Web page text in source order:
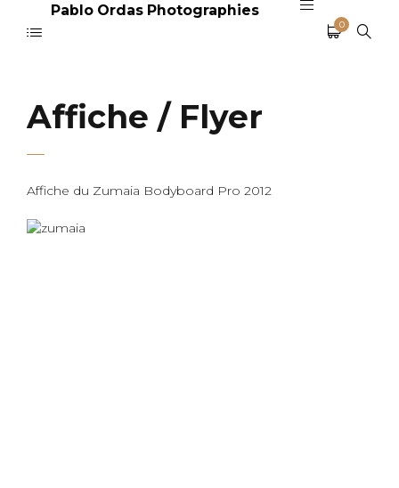
Pablo Ordas Photographies
0
Affiche / Flyer
Affiche du Zumaia Bodyboard Pro 2012